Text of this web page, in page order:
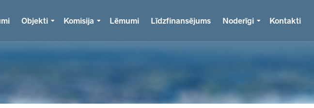
Objekti Komisija Lēmumi Līdzfinansējums Noderīgi Kontakti